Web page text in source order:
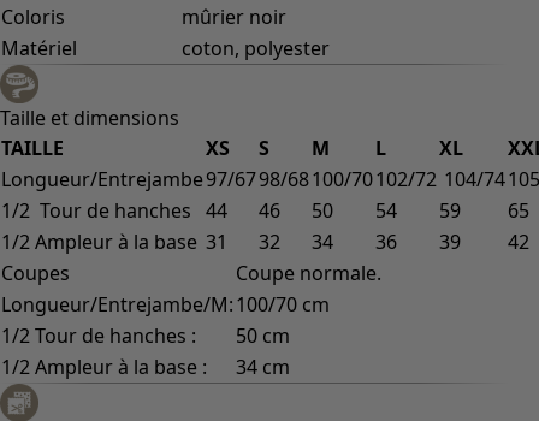
Coloris
mûrier noir
Matériel
coton, polyester
Taille et dimensions
TAILLE
XS S M L XL
Longueur/Entrejambe97/6798/68100/70102/72 104/74
1/2 Tour de hanches 44 46 50 54 59
65
1/2 Ampleur à la base 31 32 34 36 39
42
Coupes
Coupe normale.
Longueur/Entrejambe/M:100/70 cm
1/2 Tour de hanches :
50 cm
1/2 Ampleur à la base :
34 cm